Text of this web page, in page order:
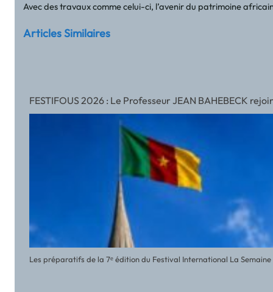
Avec des travaux comme celui-ci, l’avenir du patrimoine
Articles Similaires
FESTIFOUS 2026 : Le Professeur JEAN BAHEBECK
Les préparatifs de la 7ᵉ édition du Festival International La